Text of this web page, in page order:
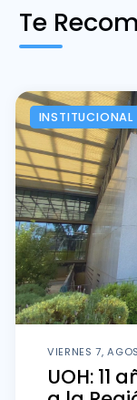
Te
INSTITUCIONAL
VIERNES 7,
UOH: 11